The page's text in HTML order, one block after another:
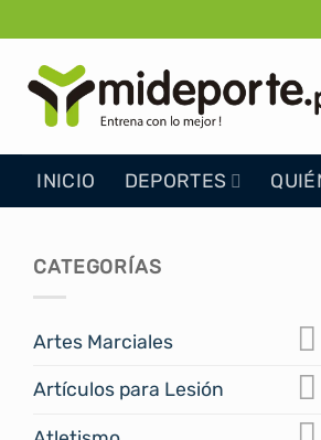
al
contenido
INICIO DEPORTES
CATEGORÍAS
Artes Marciales
Artículos para Lesión